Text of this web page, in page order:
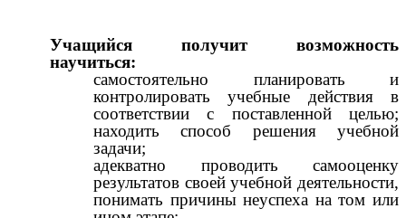
Учащийся получит возможность
научиться:
самостоятельно планировать и
контролировать учебные действия в
соответствии с поставленной целью;
находить способ решения учебной
задачи;
адекватно проводить самооценку
результатов своей учебной деятельности,
понимать причины неуспеха на том или